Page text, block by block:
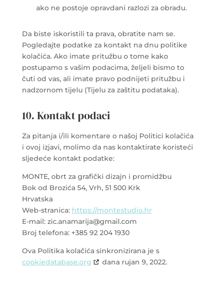
ako ne postoje opravdani razlozi za obradu.
Da biste iskoristili ta prava, obratite nam se.
Pogledajte podatke za kontakt na dnu politike
kolačića. Ako imate pritužbu o tome kako
postupamo s vašim podacima, željeli bismo to
čuti od vas, ali imate pravo podnijeti pritužbu i
nadzornom tijelu (Tijelu za zaštitu podataka).
10. Kontakt podaci
Za pitanja i/ili komentare o našoj Politici kolačića
i ovoj izjavi, molimo da nas kontaktirate koristeći
sljedeće kontakt podatke:
MONTE, obrt za grafički dizajn i promidžbu
Bok od Brozića 54, Vrh, 51 500 Krk
Hrvatska
Web-stranica: https://montestudio.hr
E-mail: zic.anamarija@gmail.com
Broj telefona: +385 92 204 1930
Ova Politika kolačića sinkronizirana je s
cookiedatabase.org
dana rujan 9, 2022.